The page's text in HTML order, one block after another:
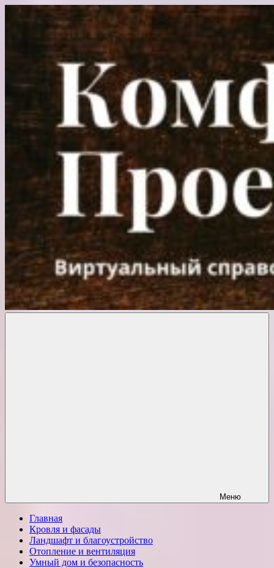
Перейти
содержимому
Меню
Главная
Кровля и фасады
Ландшафт и благоустройство
Отопление и вентиляция
Умный дом и безопасность